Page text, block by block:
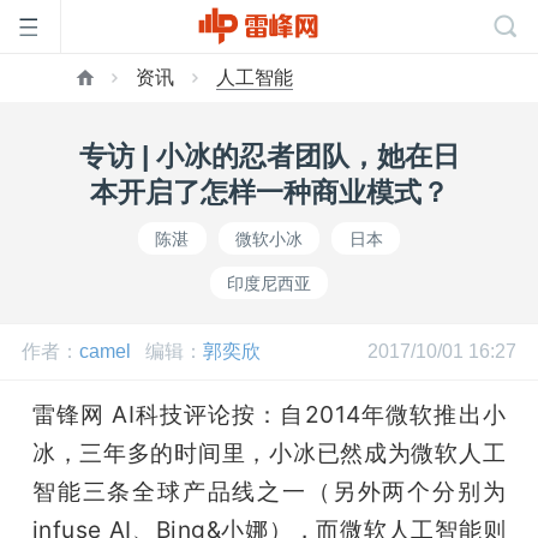
页
公
资讯 人工智能
专访 | 小冰的忍者团队，她在日
本开启了怎样一种商业模式？
陈湛 微软小冰 日本
印度尼西亚
作者： camel 编辑： 郭奕欣 2017/10/01 16:27
雷锋网 AI科技评论按：自2014年微软推出小
冰，三年多的时间里，小冰已然成为微软人工
智能三条全球产品线之一（另外两个分别为
infuse AI、Bing&小娜），而微软人工智能则